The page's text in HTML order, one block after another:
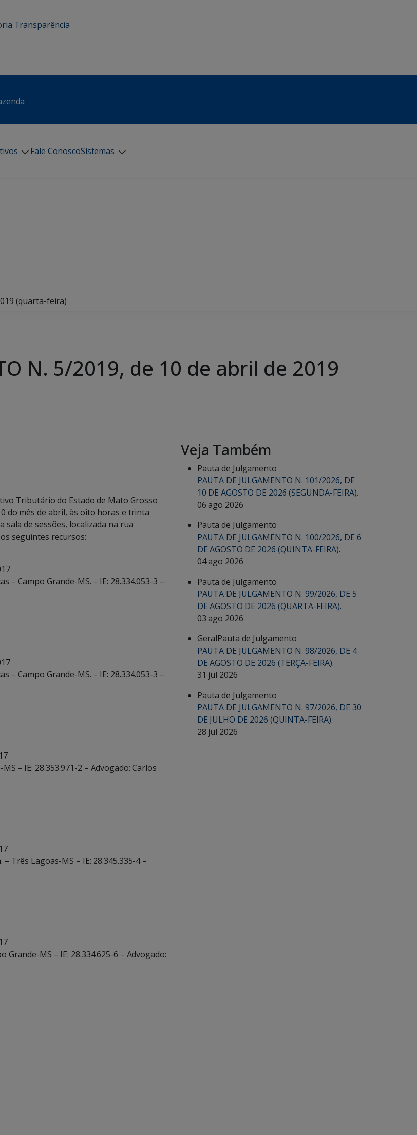
Transparência
Fale ConoscoSistemas
(quarta-feira)
N. 5/2019, de 10 de abril de 2019
Tributário do Estado de Mato Grosso
do mês de abril, às oito horas e trinta
de sessões, localizada na rua
seguintes recursos:
– Campo Grande-MS. – IE: 28.334.053-3 –
– Campo Grande-MS. – IE: 28.334.053-3 –
– IE: 28.353.971-2 – Advogado: Carlos
Três Lagoas-MS – IE: 28.345.335-4 –
Grande-MS – IE: 28.334.625-6 – Advogado:
Veja Também
Pauta de Julgamento
PAUTA DE JULGAMENTO N. 101/2026, DE
10 DE AGOSTO DE 2026 (SEGUNDA-FEIRA).
06 ago 2026
Pauta de Julgamento
PAUTA DE JULGAMENTO N. 100/2026, DE 6
DE AGOSTO DE 2026 (QUINTA-FEIRA).
04 ago 2026
Pauta de Julgamento
PAUTA DE JULGAMENTO N. 99/2026, DE 5
DE AGOSTO DE 2026 (QUARTA-FEIRA).
03 ago 2026
GeralPauta de Julgamento
PAUTA DE JULGAMENTO N. 98/2026, DE 4
DE AGOSTO DE 2026 (TERÇA-FEIRA).
31 jul 2026
Pauta de Julgamento
PAUTA DE JULGAMENTO N. 97/2026, DE 30
DE JULHO DE 2026 (QUINTA-FEIRA).
28 jul 2026